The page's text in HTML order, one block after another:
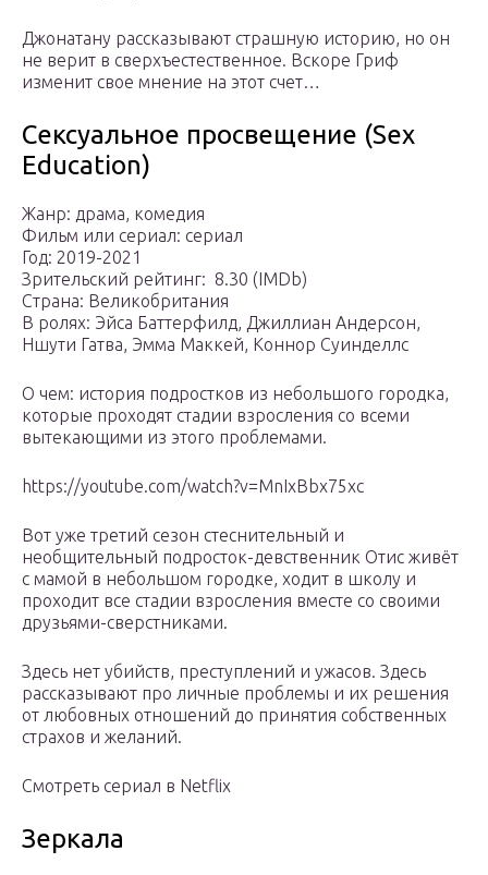
Джонатану рассказывают страшную историю, но он
не верит в сверхъестественное. Вскоре Гриф
изменит свое мнение на этот счет…
Сексуальное просвещение (Sex
Education)
Жанр: драма, комедия
Фильм или сериал: сериал
Год: 2019-2021
Зрительский рейтинг: ️ 8.30 (IMDb)
Страна: Великобритания
В ролях: Эйса Баттерфилд, Джиллиан Андерсон,
Ншути Гатва, Эмма Маккей, Коннор Суинделлс
О чем: история подростков из небольшого городка,
которые проходят стадии взросления со всеми
вытекающими из этого проблемами.
https://youtube.com/watch?v=MnIxBbx75xc
Вот уже третий сезон стеснительный и
необщительный подросток-девственник Отис живёт
с мамой в небольшом городке, ходит в школу и
проходит все стадии взросления вместе со своими
друзьями-сверстниками.
Здесь нет убийств, преступлений и ужасов. Здесь
рассказывают про личные проблемы и их решения
от любовных отношений до принятия собственных
страхов и желаний.
Смотреть сериал в Netflix
Зеркала